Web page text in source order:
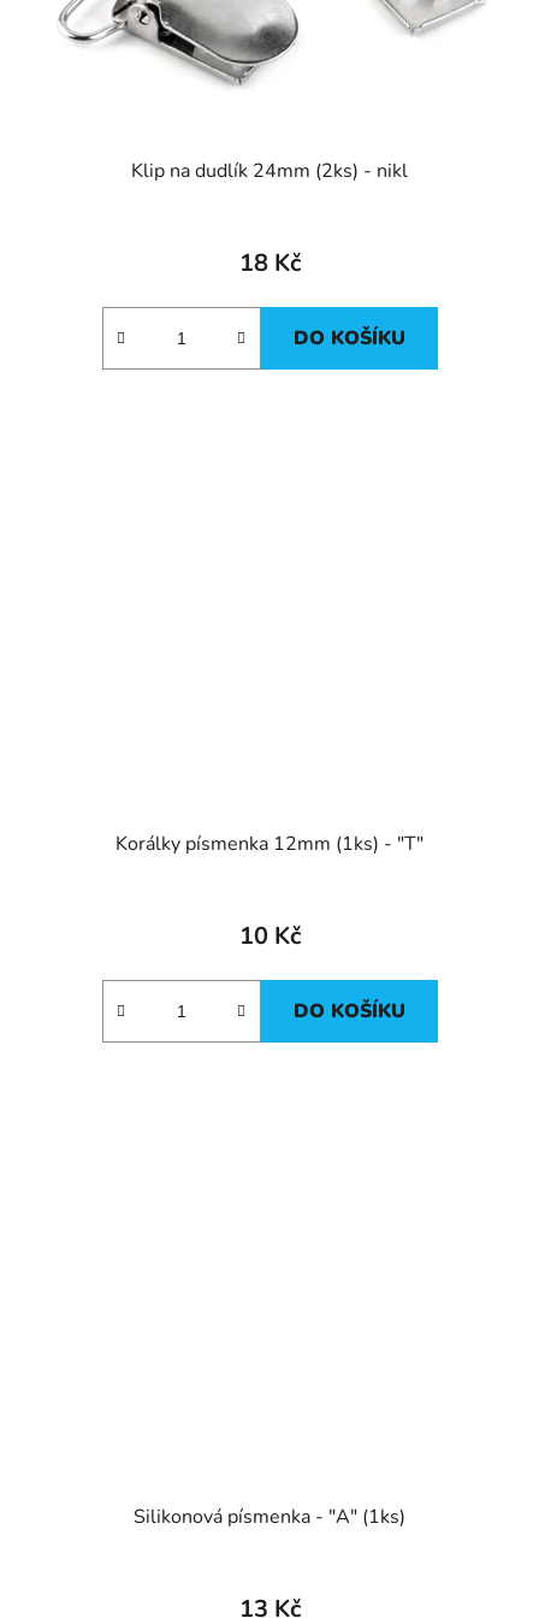
Klip na dudlík 24mm (2ks) - nikl
18 Kč
DO KOŠÍKU
Korálky písmenka 12mm (1ks) - "T"
10 Kč
DO KOŠÍKU
Silikonová písmenka - "A" (1ks)
13 Kč